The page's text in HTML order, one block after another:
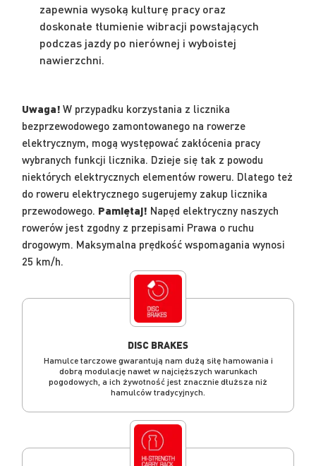
zapewnia wysoką kulturę pracy oraz
doskonałe tłumienie wibracji powstających
podczas jazdy po nierównej i wyboistej
nawierzchni.
Uwaga! W przypadku korzystania z licznika
bezprzewodowego zamontowanego na rowerze
elektrycznym, mogą występować zakłócenia pracy
wybranych funkcji licznika. Dzieje się tak z powodu
niektórych elektrycznych elementów roweru. Dlatego też
do roweru elektrycznego sugerujemy zakup licznika
przewodowego. Pamiętaj! Napęd elektryczny naszych
rowerów jest zgodny z przepisami Prawa o ruchu
drogowym. Maksymalna prędkość wspomagania wynosi
25 km/h.
DISC BRAKES
Hamulce tarczowe gwarantują nam dużą siłę hamowania i
dobrą modulację nawet w najcięższych warunkach
pogodowych, a ich żywotność jest znacznie dłuższa niż
hamulców tradycyjnych.